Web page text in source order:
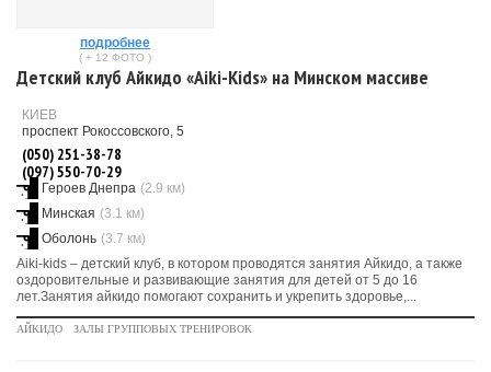
подробнее
( + 12 ФОТО )
Детский клуб Айкидо «Aiki-Kids» на Минском массиве
КИЕВ
проспект Рокоссовского, 5
(050) 251-38-78
(097) 550-70-29
Героев Днепра (2.9 км)
Минская (3.1 км)
Оболонь (3.7 км)
Aiki-kids – детский клуб, в котором проводятся занятия Айкидо, а также
оздоровительные и развивающие занятия для детей от 5 до 16
лет.Занятия айкидо помогают сохранить и укрепить здоровье,...
АЙКИДО ЗАЛЫ ГРУППОВЫХ ТРЕНИРОВОК